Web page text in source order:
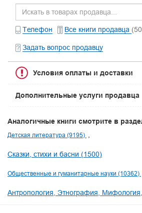
Телефон Все книги продавца
Задать вопрос продавцу
Условия оплаты и доставки
Дополнительные услуги продавца
Аналогичные книги смотрите в
Детская литература (9195)
Сказки, стихи и басни (1500)
Общественные и гуманитарные науки (10362)
Антропология, Этнография,